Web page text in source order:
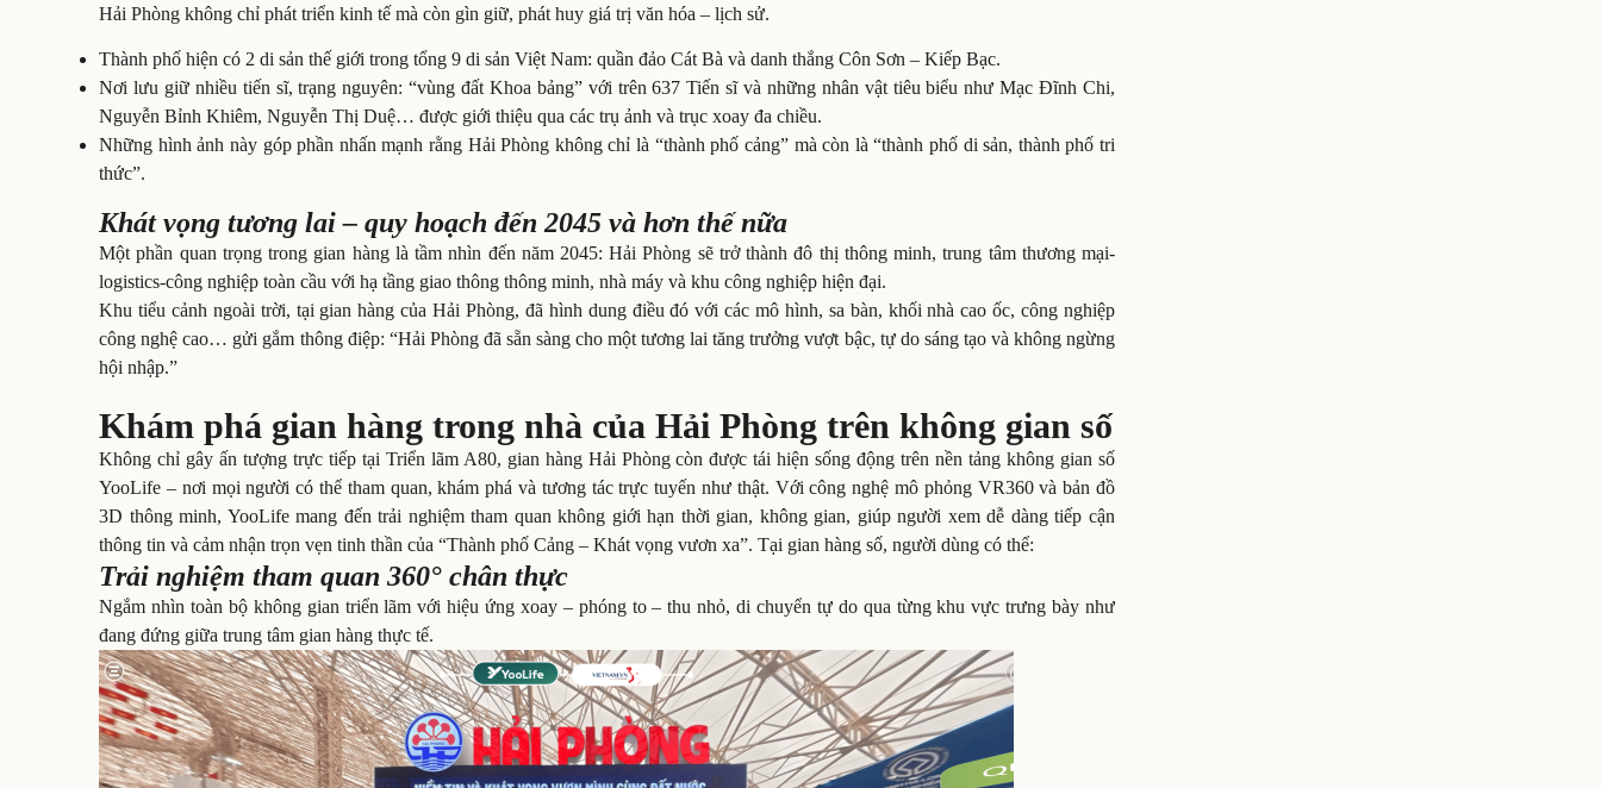
Hải Phòng không chỉ phát triển kinh tế mà còn gìn giữ, phát huy giá trị văn hóa – lịch sử.
Thành phố hiện có 2 di sản thế giới trong tổng 9 di sản Việt Nam: quần đảo Cát Bà và danh thắng Côn Sơn – Kiếp Bạc.
Nơi lưu giữ nhiều tiến sĩ, trạng nguyên: “vùng đất Khoa bảng” với trên 637 Tiến sĩ và những nhân vật tiêu biểu như Mạc Đĩnh Chi,
Nguyễn Bỉnh Khiêm, Nguyễn Thị Duệ… được giới thiệu qua các trụ ảnh và trục xoay đa chiều.
Những hình ảnh này góp phần nhấn mạnh rằng Hải Phòng không chỉ là “thành phố cảng” mà còn là “thành phố di sản, thành phố tri
thức”.
Khát vọng tương lai – quy hoạch đến 2045 và hơn thế nữa
Một phần quan trọng trong gian hàng là tầm nhìn đến năm 2045: Hải Phòng sẽ trở thành đô thị thông minh, trung tâm thương mại-
logistics-công nghiệp toàn cầu với hạ tầng giao thông thông minh, nhà máy và khu công nghiệp hiện đại.
Khu tiểu cảnh ngoài trời, tại gian hàng của Hải Phòng, đã hình dung điều đó với các mô hình, sa bàn, khối nhà cao ốc, công nghiệp
công nghệ cao… gửi gắm thông điệp: “Hải Phòng đã sẵn sàng cho một tương lai tăng trưởng vượt bậc, tự do sáng tạo và không ngừng
hội nhập.”
Khám phá gian hàng trong nhà của Hải Phòng trên không gian số
Không chỉ gây ấn tượng trực tiếp tại Triển lãm A80, gian hàng Hải Phòng còn được tái hiện sống động trên nền tảng không gian số
YooLife – nơi mọi người có thể tham quan, khám phá và tương tác trực tuyến như thật. Với công nghệ mô phỏng VR360 và bản đồ
3D thông minh, YooLife mang đến trải nghiệm tham quan không giới hạn thời gian, không gian, giúp người xem dễ dàng tiếp cận
thông tin và cảm nhận trọn vẹn tinh thần của “Thành phố Cảng – Khát vọng vươn xa”. Tại gian hàng số, người dùng có thể:
Trải nghiệm tham quan 360° chân thực
Ngắm nhìn toàn bộ không gian triển lãm với hiệu ứng xoay – phóng to – thu nhỏ, di chuyển tự do qua từng khu vực trưng bày như
đang đứng giữa trung tâm gian hàng thực tế.